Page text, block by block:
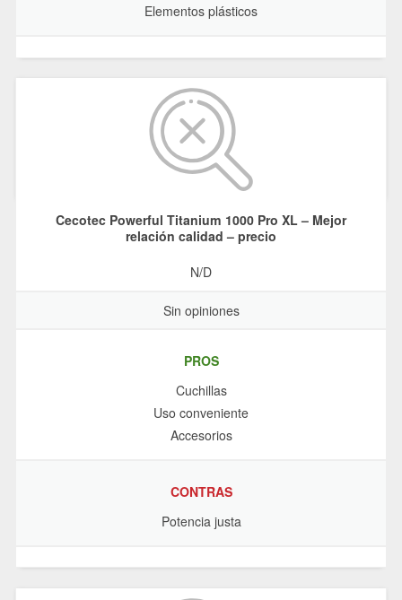
Elementos plásticos
Cecotec Powerful Titanium 1000 Pro XL – Mejor
relación calidad – precio
N/D
Sin opiniones
PROS
Cuchillas
Uso conveniente
Accesorios
CONTRAS
Potencia justa